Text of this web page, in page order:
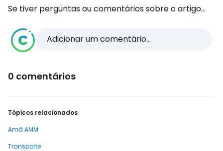
Se tiver perguntas ou comentários sobre o artigo...
Adicionar um comentário...
0 comentários
Tópicos relacionados
Amã AMM
Transporte